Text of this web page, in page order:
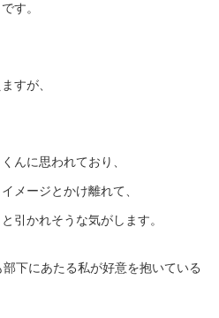
す。
すが、
んに思われており、
メージとかけ離れて、
引かれそうな気がします。
下にあたる私が好意を抱いている